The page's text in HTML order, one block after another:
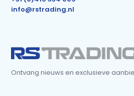
info@rstrading.nl
Ontvang nieuws en exclusieve